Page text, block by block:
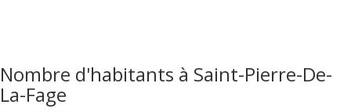
Nombre d'habitants à Saint-Pierre-De-
La-Fage